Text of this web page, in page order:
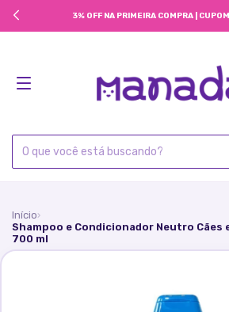
3% OFF NA PRIMEIRA COMPRA |
Início›
Shampoo e Condicionador Neutro Cães
700 ml